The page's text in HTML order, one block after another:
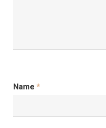
Name *